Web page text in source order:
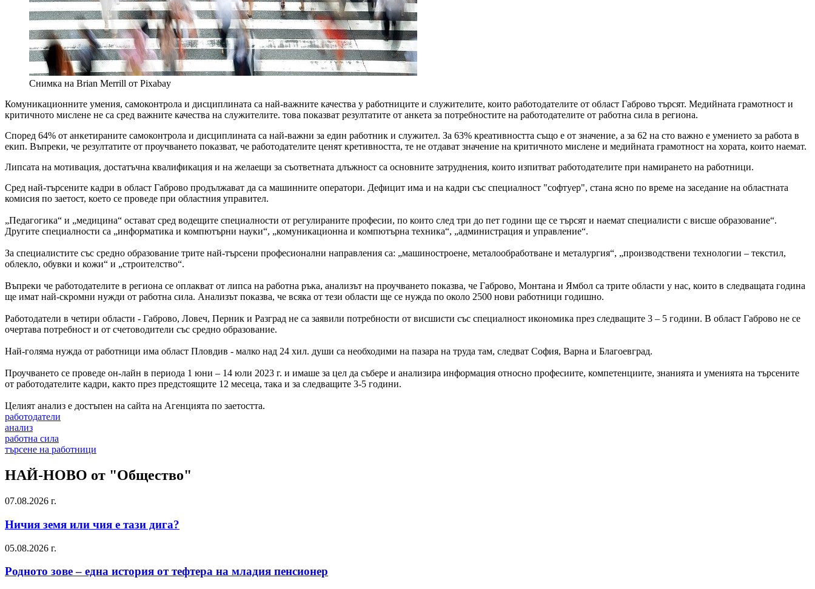
Снимка на Brian Merrill от Pixabay
Комуникационните умения, самоконтрола и дисциплината са най-важните качества у работниците и служителите, които работодателите от област Габрово търсят. Медийната грамотност и
критичното мислене не са сред важните качества на служителите. това показват резултатите от анкета за потребностите на работодателите от работна сила в региона.
Според 64% от анкетираните самоконтрола и дисциплината са най-важни за един работник и служител. За 63% креативността също е от значение, а за 62 на сто важно е умението за работа в
екип. Въпреки, че резултатите от проучването показват, че работодателите ценят кретивността, те не отдават значение на критичното мислене и медийната грамотност на хората, които наемат.
Липсата на мотивация, достатъчна квалификация и на желаещи за съответната длъжност са основните затруднения, които изпитват работодателите при намирането на работници.
Сред най-търсените кадри в област Габрово продължават да са машинните оператори. Дефицит има и на кадри със специалност "софтуер", стана ясно по време на заседание на областната
комисия по заетост, което се проведе при областния управител.
„Педагогика“ и „медицина“ остават сред водещите специалности от регулираните професии, по които след три до пет години ще се търсят и наемат специалисти с висше образование“.
Другите специалности са „информатика и компютърни науки“, „комуникационна и компютърна техника“, „администрация и управление“.
За специалистите със средно образование трите най-търсени професионални направления са: „машиностроене, металообработване и металургия“, „производствени технологии – текстил,
облекло, обувки и кожи“ и „строителство“.
Въпреки че работодателите в региона се оплакват от липса на работна ръка, анализът на проучването показва, че Габрово, Монтана и Ямбол са трите области у нас, които в следващата година
ще имат най-скромни нужди от работна сила. Анализът показва, че всяка от тези области ще се нужда по около 2500 нови работници годишно.
Работодатели в четири области - Габрово, Ловеч, Перник и Разград не са заявили потребности от висшисти със специалност икономика през следващите 3 – 5 години. В област Габрово не се
очертава потребност и от счетоводители със средно образование.
Най-голяма нужда от работници има област Пловдив - малко над 24 хил. души са необходими на пазара на труда там, следват София, Варна и Благоевград.
Проучването се проведе он-лайн в периода 1 юни – 14 юли 2023 г. и имаше за цел да събере и анализира информация относно професиите, компетенциите, знанията и уменията на търсените
от работодателите кадри, както през предстоящите 12 месеца, така и за следващите 3-5 години.
Целият анализ е достъпен на сайта на Агенцията по заетостта.
работодатели
анализ
работна сила
търсене на работници
НАЙ-НОВО от "Общество"
07.08.2026 г.
Ничия земя или чия е тази дига?
05.08.2026 г.
Родното зове – една история от тефтера на младия пенсионер